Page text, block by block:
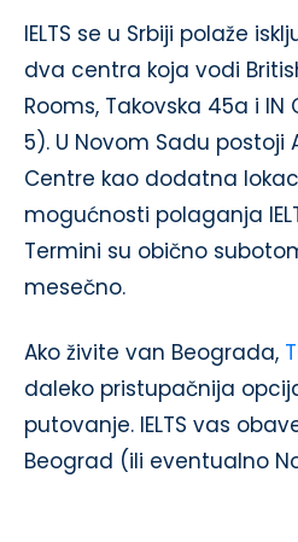
IELTS se u Srbiji polaže
dva centra koja vodi
Rooms, Takovska 45a i
5). U Novom Sadu postoji
Centre kao dodatna
mogućnosti polaganja
Termini su obično
mesečno.
Ako živite van Beograda,
daleko pristupačnija
putovanje. IELTS vas
Beograd (ili eventualno